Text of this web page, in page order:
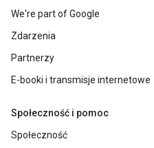
We're part of Google
Zdarzenia
Partnerzy
E-booki i transmisje internetowe
Społeczność i pomoc
Społeczność